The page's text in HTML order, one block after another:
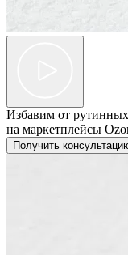
Избавим от рутинных
на маркетплейсы
Получить